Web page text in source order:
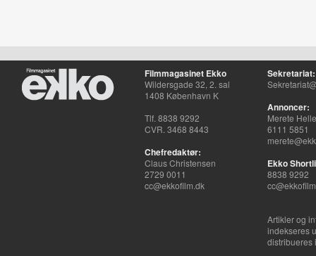
Filmmagasinet Ekko
Wildersgade 32, 2. sal
1408 København K
Tlf. 8838 9292
CVR. 3468 8443
Chefredaktør:
Claus Christensen
2729 0011
cc@ekkofilm.dk
Sekretariat:
Annoncer:
Merete
6111 5851
Ekko
8838 9292
Artikler og
indekseres
distribueres